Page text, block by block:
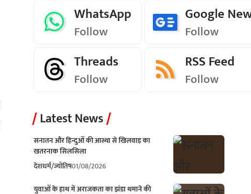
WhatsApp
Follow
Google
Follow
Threads
Follow
RSS Feed
Follow
Latest News
सनातन और हिन्दुओं की आस्था से खिलवाड़ का
खतरनाक सिलसिला
देशधर्म/ज्योतिष01/08/2026
युवाओं के हाथ में अराजकता का झंडा थमाने की